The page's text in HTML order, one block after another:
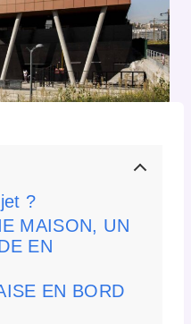
?
MAISON, UN
EN
EN BORD